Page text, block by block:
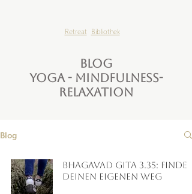
Retreat Bibliothek
Blog
Yoga - Mindfulness-
Relaxation
Blog
Bhagavad Gita 3.35: Finde
deinen eigenen Weg